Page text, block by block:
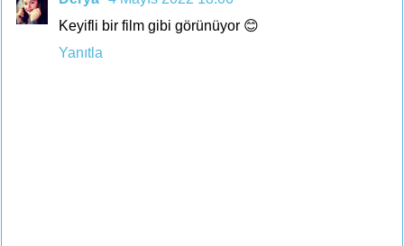
Keyifli bir film gibi görünüyor 😊
Yanıtla